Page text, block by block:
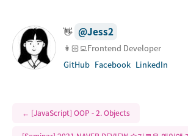
👋 @Jess2
👩🏻‍💻Frontend Developer
GitHub Facebook LinkedIn
← [JavaScript] OOP - 2. Objects